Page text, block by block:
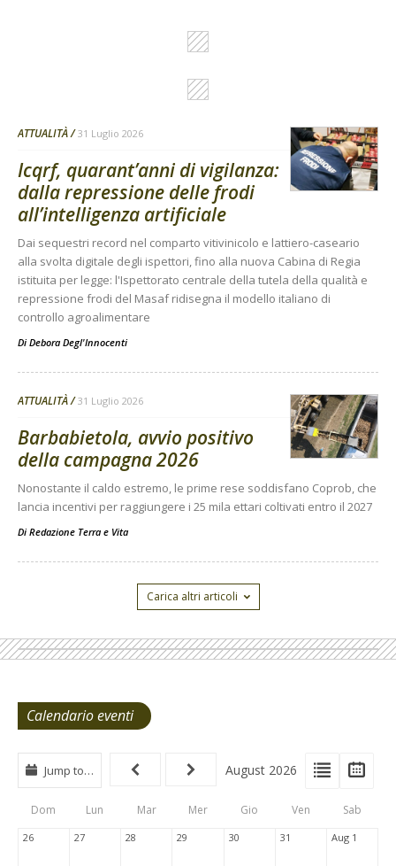
ATTUALITÀ 31 Luglio 2026
Icqrf, quarant’anni di vigilanza:
dalla repressione delle frodi
all’intelligenza artificiale
Dai sequestri record nel comparto vitivinicolo e lattiero-caseario
alla svolta digitale degli ispettori, fino alla nuova Cabina di Regia
istituita per legge: l'Ispettorato centrale della tutela della qualità e
repressione frodi del Masaf ridisegna il modello italiano di
controllo agroalimentare
Di Debora Degl'Innocenti
ATTUALITÀ 31 Luglio 2026
Barbabietola, avvio positivo
della campagna 2026
Nonostante il caldo estremo, le prime rese soddisfano Coprob, che
lancia incentivi per raggiungere i 25 mila ettari coltivati entro il 2027
Di Redazione Terra e Vita
Carica altri articoli
Calendario eventi
View
Type
Tabs
View
List
Jump to… August 2026
Dom Lun Mar Mer Gio Ven Sab
26 27 28 29 30 31 Aug 1